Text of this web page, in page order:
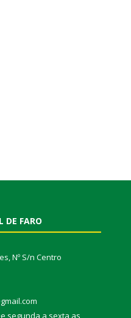
DE FARO
Nº S/n Centro
segunda a sexta as